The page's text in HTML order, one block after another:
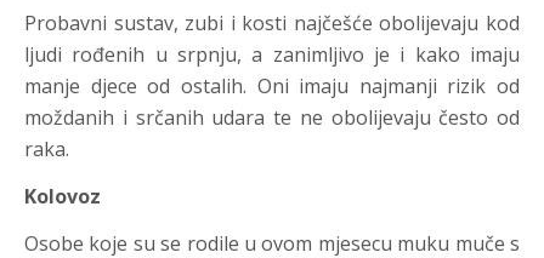
Probavni sustav, zubi i kosti najčešće obolijevaju kod
ljudi rođenih u srpnju, a zanimljivo je i kako imaju
manje djece od ostalih. Oni imaju najmanji rizik od
moždanih i srčanih udara te ne obolijevaju često od
raka.
Kolovoz
Osobe koje su se rodile u ovom mjesecu muku muče s